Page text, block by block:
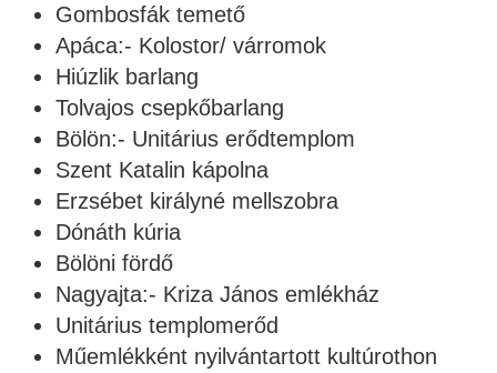
Gombosfák temető
Apáca:- Kolostor/ várromok
Hiúzlik barlang
Tolvajos csepkőbarlang
Bölön:- Unitárius erődtemplom
Szent Katalin kápolna
Erzsébet királyné mellszobra
Dónáth kúria
Bölöni fördő
Nagyajta:- Kriza János emlékház
Unitárius templomerőd
Műemlékként nyilvántartott kultúrothon